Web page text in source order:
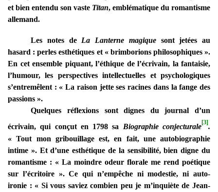
et bien entendu son vaste Titan, emblématique du romantisme
allemand.
Les notes de La Lanterne magique sont jetées au
hasard : perles esthétiques et « brimborions philosophiques ».
En cet ensemble piquant, l’éthique de l’écrivain, la fantaisie,
l’humour, les perspectives intellectuelles et psychologiques
s’entremêlent : « La raison jette ses racines dans la fange des
passions ».
Quelques réflexions sont dignes du journal d’un
écrivain, qui conçut en 1798 sa Biographie conjecturale[3].
« Tout mon gribouillage est, en fait, une autobiographie
intime ». Et d’une esthétique de la sensibilité, bien digne du
romantisme : « La moindre odeur florale me rend poétique
sur l’écritoire ». Ce qui n’empêche ni modestie, ni auto-
ironie : « Si vous saviez combien peu je m’inquiète de Jean-